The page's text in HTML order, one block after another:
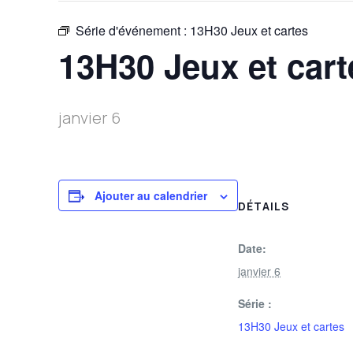
Série d'événement : 13H30 Jeux et cartes
13H30 Jeux et
janvier 6
Ajouter au calendrier
DÉTAILS
Date:
janvier 6
Série :
13H30 Jeux et cartes